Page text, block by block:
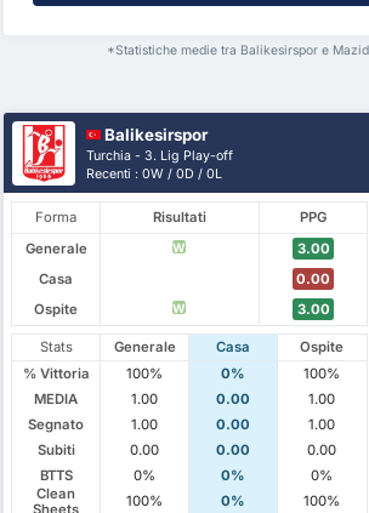
*Statistiche medie tra Balikesirspor e
Balikesirspor
Turchia - 3. Lig Play-off
Recenti : 0W / 0D / 0L
Forma Risultati
PPG
Generale
W
3.00
Casa
0.00
Ospite
W 3.00
Stats Generale Casa
Ospite
% Vittoria
100% 0%
100%
MEDIA
1.00 0.00
1.00
Segnato
1.00 0.00
1.00
Subiti
0.00 0.00
0.00
BTTS
0% 0%
0%
Clean
Sheets
100% 0%
100%